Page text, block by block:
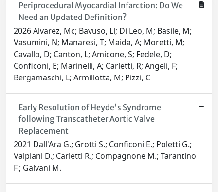
Periprocedural Myocardial Infarction: Do We
Need an Updated Definition?
2026 Alvarez, Mc; Bavuso, Ll; Di Leo, M; Basile, M;
Vasumini, N; Manaresi, T; Maida, A; Moretti, M;
Cavallo, D; Canton, L; Amicone, S; Fedele, D;
Conficoni, E; Marinelli, A; Carletti, R; Angeli, F;
Bergamaschi, L; Armillotta, M; Pizzi, C
Early Resolution of Heyde's Syndrome
following Transcatheter Aortic Valve
Replacement
2021 Dall'Ara G.; Grotti S.; Conficoni E.; Poletti G.;
Valpiani D.; Carletti R.; Compagnone M.; Tarantino
F.; Galvani M.